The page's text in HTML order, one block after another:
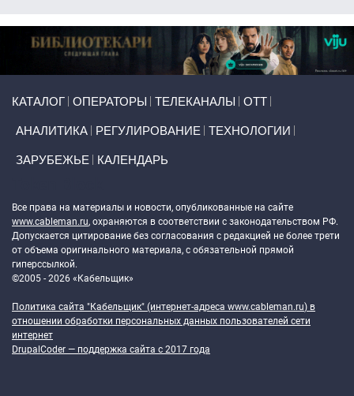
КАТАЛОГ ОПЕРАТОРЫ ТЕЛЕКАНАЛЫ ОТТ
АНАЛИТИКА РЕГУЛИРОВАНИЕ ТЕХНОЛОГИИ
ЗАРУБЕЖЬЕ КАЛЕНДАРЬ
Все права на материалы и новости, опубликованные на сайте
www.cableman.ru, охраняются в соответствии с законодательством РФ.
Допускается цитирование без согласования с редакцией не более трети
от объема оригинального материала, с обязательной прямой
гиперссылкой.
©2005 - 2026 «Кабельщик»
Политика сайта "Кабельщик" (интернет-адреса www.cableman.ru) в
отношении обработки персональных данных пользователей сети
интернет
DrupalCoder — поддержка сайта c 2017 года